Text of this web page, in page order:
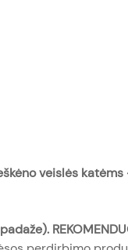
veislės